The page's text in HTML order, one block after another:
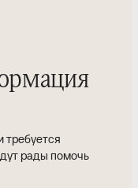
требуется
рады помочь